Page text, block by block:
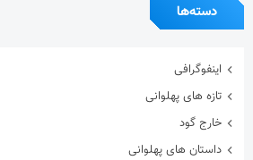
دسته‌ها
اینفوگرافی
تازه های پهلوانی
خارج گود
داستان های پهلوانی